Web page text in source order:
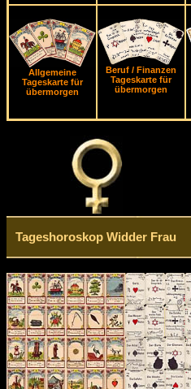
Allgemeine
Tageskarte für
übermorgen
Beruf / Finanzen
Tageskarte für
übermorgen
Tageshoroskop Widder Frau